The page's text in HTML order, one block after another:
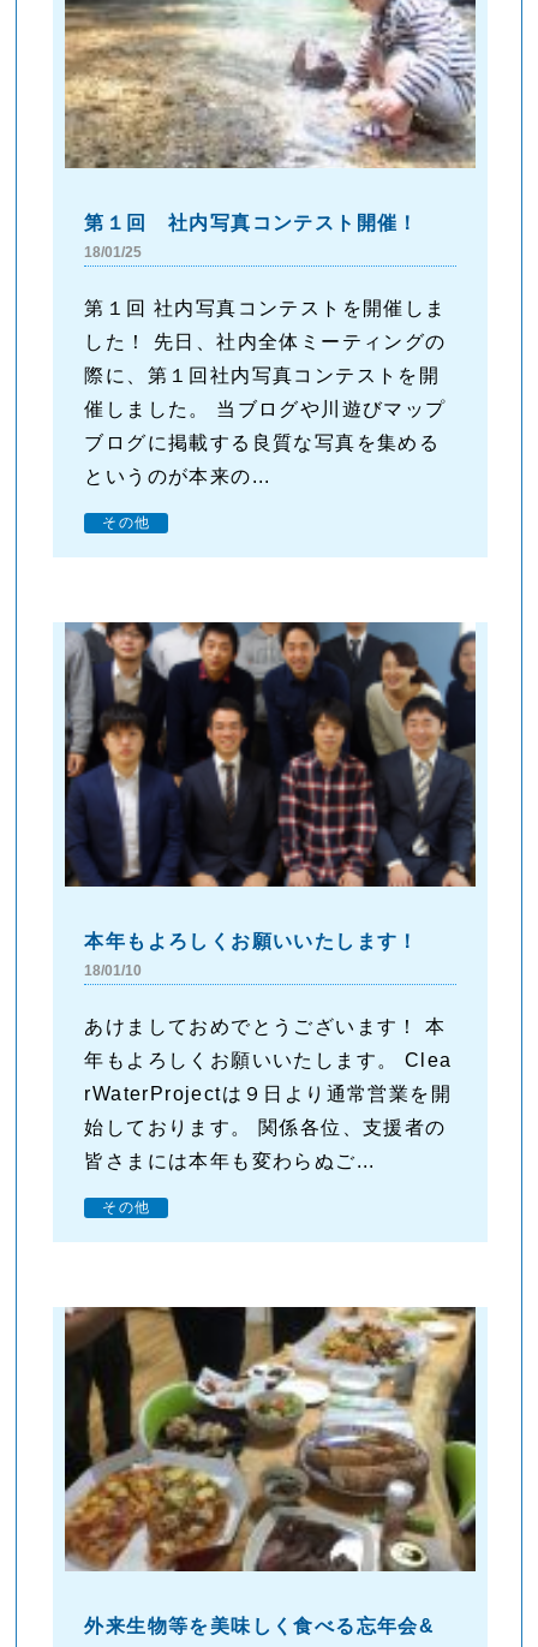
第１回 社内写真コンテスト開催！
18/01/25
第１回 社内写真コンテストを開催しま
した！ 先日、社内全体ミーティングの
際に、第１回社内写真コンテストを開
催しました。 当ブログや川遊びマップ
ブログに掲載する良質な写真を集める
というのが本来の...
その他
本年もよろしくお願いいたします！
18/01/10
あけましておめでとうございます！ 本
年もよろしくお願いいたします。 Clea
rWaterProjectは９日より通常営業を開
始しております。 関係各位、支援者の
皆さまには本年も変わらぬご...
その他
外来生物等を美味しく食べる忘年会&